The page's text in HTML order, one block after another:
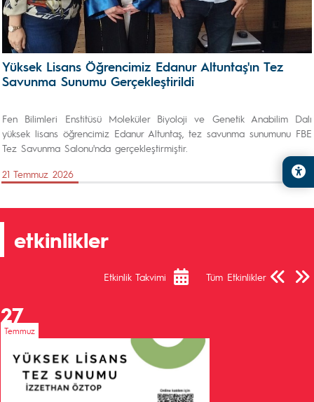
Yüksek Lisans Öğrencimiz Edanur Altuntaş'ın Tez
Savunma Sunumu Gerçekleştirildi
Fen Bilimleri Enstitüsü Moleküler Biyoloji ve Genetik Anabilim Dalı
yüksek lisans öğrencimiz Edanur Altuntaş, tez savunma sunumunu FBE
Tez Savunma Salonu'nda gerçekleştirmiştir.
21 Temmuz 2026
etkinlikler
Etkinlik Takvimi Tüm Etkinlikler
Önceki
27
Temmuz